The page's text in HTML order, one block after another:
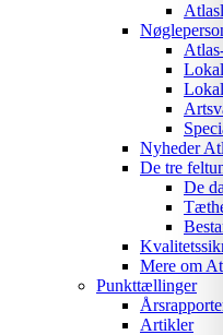
Nyheder
De tre
De
Mere om
Punkttællinger
Artikler